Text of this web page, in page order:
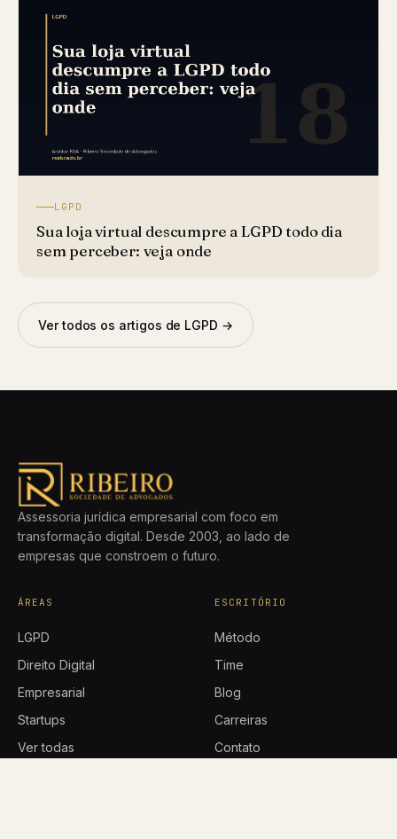
LGPD
Sua loja virtual descumpre a LGPD todo dia
sem perceber: veja onde
Ver todos os artigos de LGPD →
Assessoria jurídica empresarial com foco em
transformação digital. Desde 2003, ao lado de
empresas que constroem o futuro.
ÁREAS
LGPD
Direito Digital
Empresarial
Startups
Ver todas
ESCRITÓRIO
Método
Time
Blog
Carreiras
Contato